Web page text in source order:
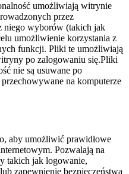
umożliwiają witrynie
przez
niego wyborów (takich jak
umożliwienie korzystania z
funkcji. Pliki te umożliwiają
po zalogowaniu się.Pliki
nie są usuwane po
na komputerze
aby umożliwić prawidłowe
Pozwalają na
takich jak logowanie,
zapewnienie bezpieczeństwa